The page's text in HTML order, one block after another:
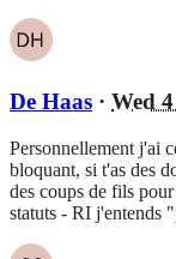
De Haas · Wed
Personnellement j'ai
bloquant, si t'as des
des coups de fils
statuts - RI j'entends